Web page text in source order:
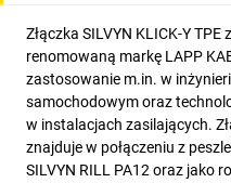
Złączka SILVYN KLICK-Y
renomowaną markę LAPP
zastosowanie m.in. w
samochodowym oraz
w instalacjach zasilających.
znajduje w połączeniu z
SILVYN RILL PA12 oraz jako